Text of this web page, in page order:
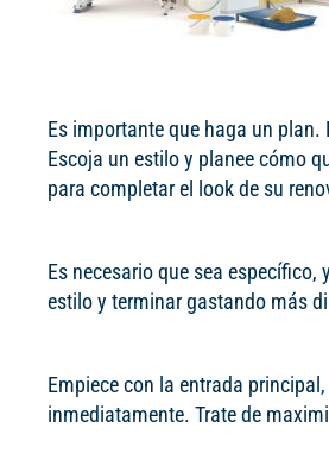
Es importante que haga un
Escoja un estilo y planee cómo
para completar el look de su
Es necesario que sea específico,
estilo y terminar gastando más
Empiece con la entrada
inmediatamente. Trate de